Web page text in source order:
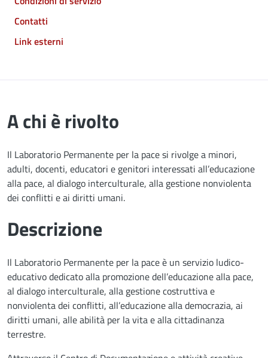
Contatti
Link esterni
A chi è rivolto
Il Laboratorio Permanente per la pace si rivolge a minori,
adulti, docenti, educatori e genitori interessati all’educazione
alla pace, al dialogo interculturale, alla gestione nonviolenta
dei conflitti e ai diritti umani.
Descrizione
Il Laboratorio Permanente per la pace è un servizio ludico-
educativo dedicato alla promozione dell’educazione alla pace,
al dialogo interculturale, alla gestione costruttiva e
nonviolenta dei conflitti, all’educazione alla democrazia, ai
diritti umani, alle abilità per la vita e alla cittadinanza
terrestre.